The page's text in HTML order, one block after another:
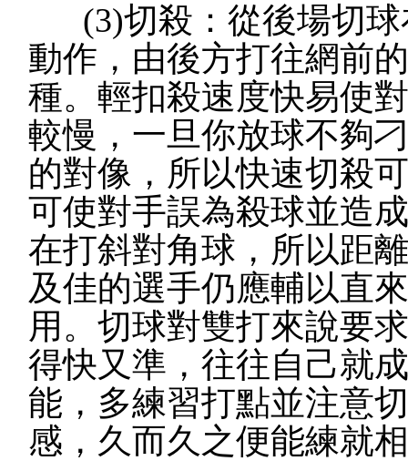
(3)切殺：從後場切球
動作，由後方打往網前
種。輕扣殺速度快易使
較慢，一旦你放球不夠
的對像，所以快速切殺
可使對手誤為殺球並造
在打斜對角球，所以距
及佳的選手仍應輔以直
用。切球對雙打來說要
得快又準，往往自己就
能，多練習打點並注意
感，久而久之便能練就